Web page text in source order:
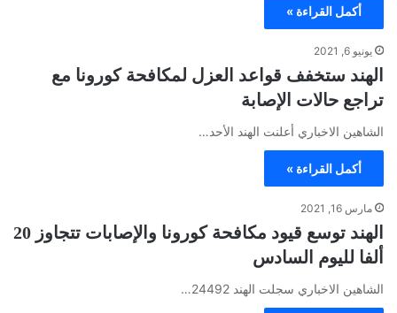
أكمل القراءة »
يونيو 6, 2021
الهند ستخفف قواعد العزل لمكافحة كورونا مع
تراجع حالات الإصابة
الشاهين الاخباري أعلنت الهند الأحد…
أكمل القراءة »
مارس 16, 2021
الهند توسع قيود مكافحة كورونا والإصابات تتجاوز 20
ألفا لليوم السادس
الشاهين الاخباري سجلت الهند 24492…